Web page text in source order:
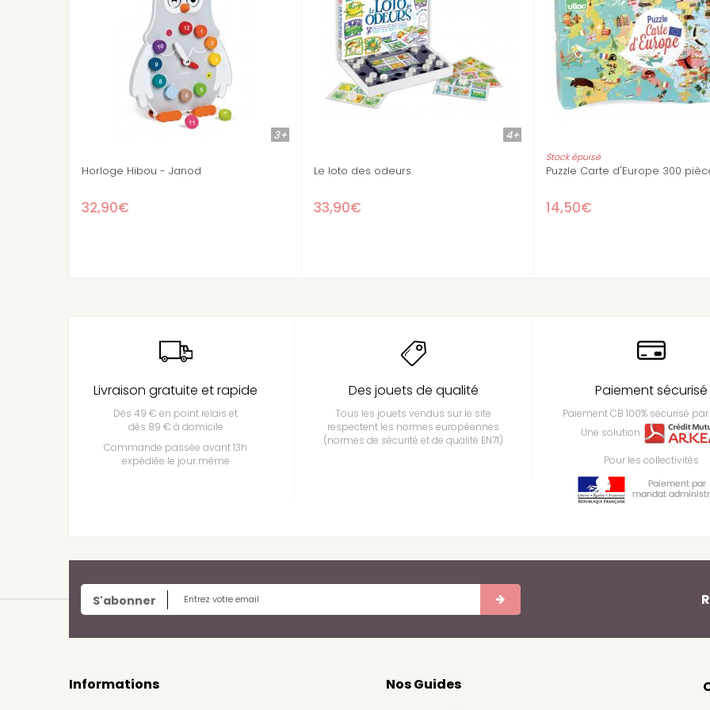
Puzzle Carte d'Europe 300 pièces
14,50€
Puzzle Tour du monde 200 pièces +
14,50€
Stock épuisé
Ze Geoanimo - jeu de formes et
22,90€
Livraison gratuite et rapide
Dès 49 € en point relais et
dès 89 € à domicile
Commande passée avant 13h
expédiée le jour même
Des jouets de qualité
Tous les jouets vendus sur le site
respectent les normes européennes
(normes de sécurité et de qualité EN71)
Paiement sécurisé
Paiement CB 100% sécurisé
Une solution
Pour les collectivités
S'abonner
Informations Nos Guides